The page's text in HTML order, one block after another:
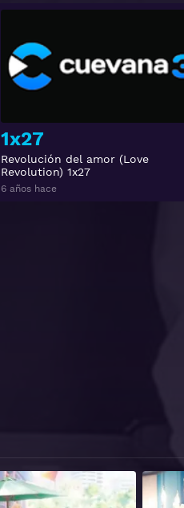
1x27
Revolución del amor (Love
Revolution) 1x27
6 años hace